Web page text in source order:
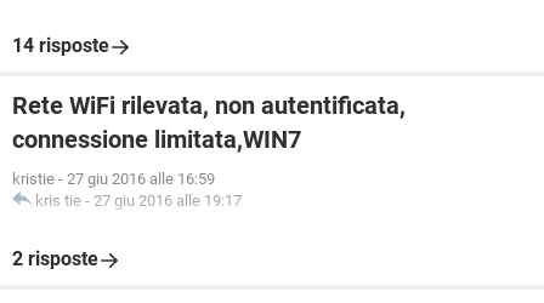
14 risposte
Rete WiFi rilevata, non autentificata,
connessione limitata,WIN7
kristie - 27 giu 2016 alle 16:59
kris tie - 27 giu 2016 alle 19:17
2 risposte